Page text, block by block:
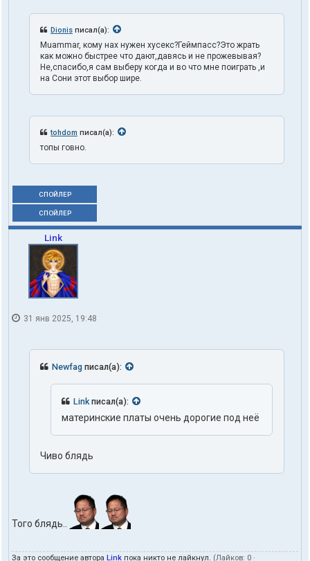
Dionis писал(а):
Muammar, кому нах нужен хусекс?Геймпасс?Это жрать
как можно быстрее что дают,давясь и не прожевывая?
Не,спасибо,я сам выберу когда и во что мне поиграть ,и
на Сони этот выбор шире.
tohdom писал(а):
топы говно.
СПОЙЛЕР
СПОЙЛЕР
Link
31 янв 2025, 19:48
Newfag писал(а):
Linkписал(а):
материнские платы очень дорогие под неё
Чиво блядь
Того блядь..
За это сообщение автора Link пока никто не лайкнул. (Лайков: 0 ·